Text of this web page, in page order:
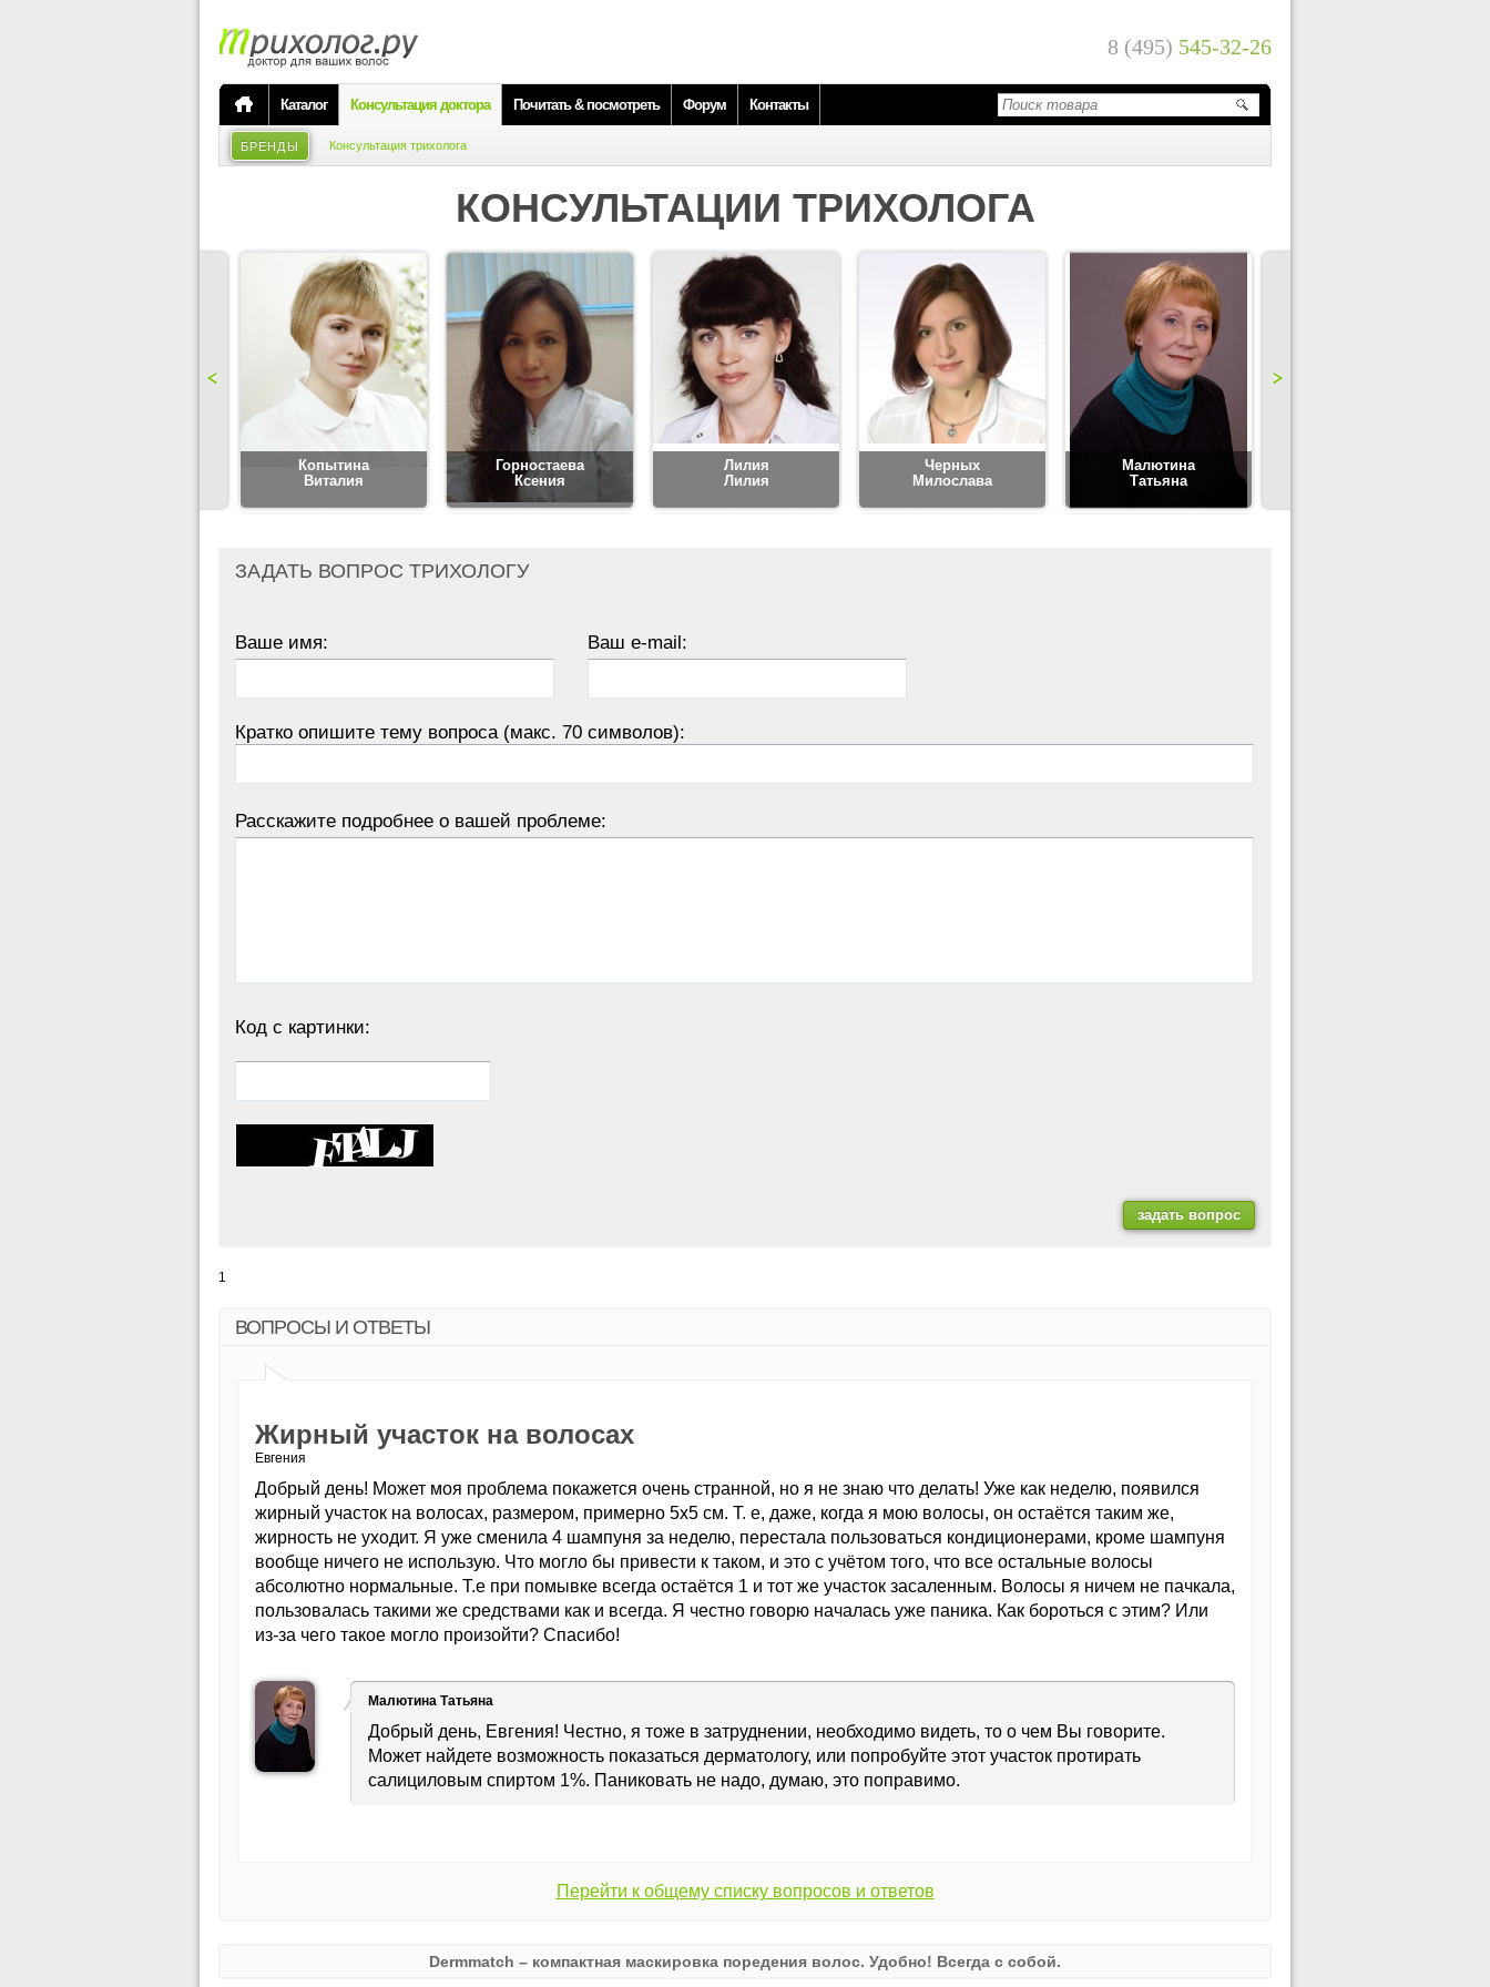
8 (495) 545-32-26
Каталог Консультация доктора Почитать & посмотреть Форум Контакты
БРЕНДЫ Консультация трихолога
КОНСУЛЬТАЦИИ ТРИХОЛОГА
Копытина
Виталия
Горностаева
Ксения
Лилия
Лилия
Черных
Милослава
Малютина
Татьяна
ЗАДАТЬ ВОПРОС ТРИХОЛОГУ
Ваше имя: Ваш e-mail:
Кратко опишите тему вопроса (макс. 70 символов):
Расскажите подробнее о вашей проблеме:
Код с картинки:
1
ВОПРОСЫ И ОТВЕТЫ
Жирный участок на волосах
Евгения
Добрый день! Может моя проблема покажется очень странной, но я не знаю что делать! Уже как неделю, появился
жирный участок на волосах, размером, примерно 5х5 см. Т. е, даже, когда я мою волосы, он остаётся таким же,
жирность не уходит. Я уже сменила 4 шампуня за неделю, перестала пользоваться кондиционерами, кроме шампуня
вообще ничего не использую. Что могло бы привести к таком, и это с учётом того, что все остальные волосы
абсолютно нормальные. Т.е при помывке всегда остаётся 1 и тот же участок засаленным. Волосы я ничем не пачкала,
пользовалась такими же средствами как и всегда. Я честно говорю началась уже паника. Как бороться с этим? Или
из-за чего такое могло произойти? Спасибо!
Малютина Татьяна
Добрый день, Евгения! Честно, я тоже в затруднении, необходимо видеть, то о чем Вы говорите.
Может найдете возможность показаться дерматологу, или попробуйте этот участок протирать
салициловым спиртом 1%. Паниковать не надо, думаю, это поправимо.
Перейти к общему списку вопросов и ответов
Dermmatch – компактная маскировка поредения волос. Удобно! Всегда с собой.